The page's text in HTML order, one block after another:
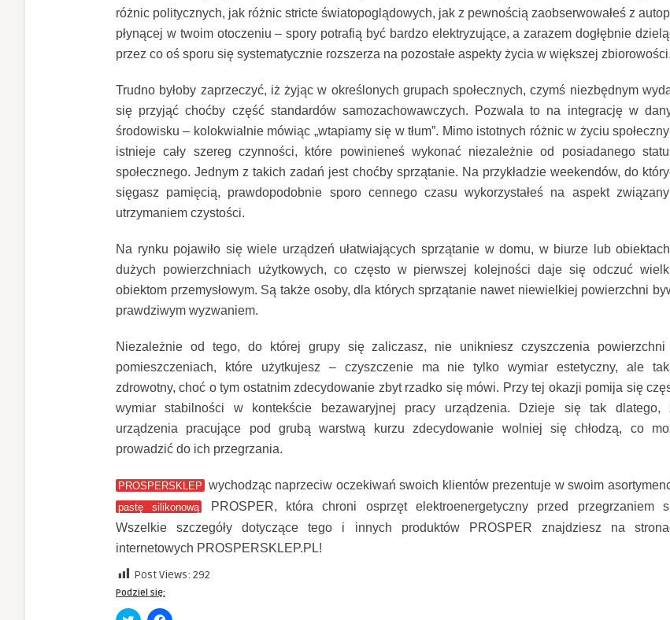
różnic politycznych, jak różnic stricte światopoglądowych, jak z pewnością zaobserwowałeś z
płynącej w twoim otoczeniu – spory potrafią być bardzo elektryzujące, a zarazem dogłębnie
przez co oś sporu się systematycznie rozszerza na pozostałe aspekty życia w większej zbiorowości.
Trudno byłoby zaprzeczyć, iż żyjąc w określonych grupach społecznych, czymś niezbędnym
się przyjąć choćby część standardów samozachowawczych. Pozwala to na integrację w
środowisku – kolokwialnie mówiąc „wtapiamy się w tłum”. Mimo istotnych różnic w życiu
istnieje cały szereg czynności, które powinieneś wykonać niezależnie od posiadanego
społecznego. Jednym z takich zadań jest choćby sprzątanie. Na przykładzie weekendów, do
sięgasz pamięcią, prawdopodobnie sporo cennego czasu wykorzystałeś na aspekt
utrzymaniem czystości.
Na rynku pojawiło się wiele urządzeń ułatwiających sprzątanie w domu, w biurze lub
dużych powierzchniach użytkowych, co często w pierwszej kolejności daje się odczuć
obiektom przemysłowym. Są także osoby, dla których sprzątanie nawet niewielkiej powierzchni
prawdziwym wyzwaniem.
Niezależnie od tego, do której grupy się zaliczasz, nie unikniesz czyszczenia
pomieszczeniach, które użytkujesz – czyszczenie ma nie tylko wymiar estetyczny, ale
zdrowotny, choć o tym ostatnim zdecydowanie zbyt rzadko się mówi. Przy tej okazji pomija się
wymiar stabilności w kontekście bezawaryjnej pracy urządzenia. Dzieje się tak dlatego,
urządzenia pracujące pod grubą warstwą kurzu zdecydowanie wolniej się chłodzą, co
prowadzić do ich przegrzania.
PROSPERSKLEP wychodząc naprzeciw oczekiwań swoich klientów prezentuje w swoim
pastę silikonową
PROSPER, która chroni osprzęt elektroenergetyczny przed przegrzaniem
Wszelkie szczegóły dotyczące tego i innych produktów PROSPER znajdziesz na
internetowych PROSPERSKLEP.PL!
Post Views: 292
Podziel się: